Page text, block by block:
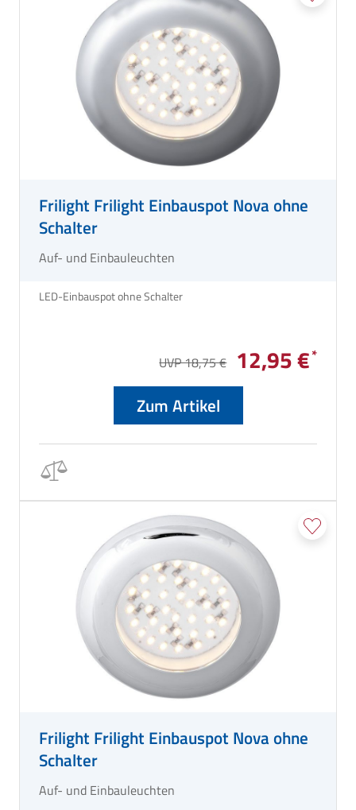
Frilight Frilight Einbauspot Nova ohne
Schalter
Auf- und Einbauleuchten
UVP 18,75 € 12,95 €
Zum Artikel
Frilight Frilight Einbauspot Nova ohne
Schalter
Auf- und Einbauleuchten